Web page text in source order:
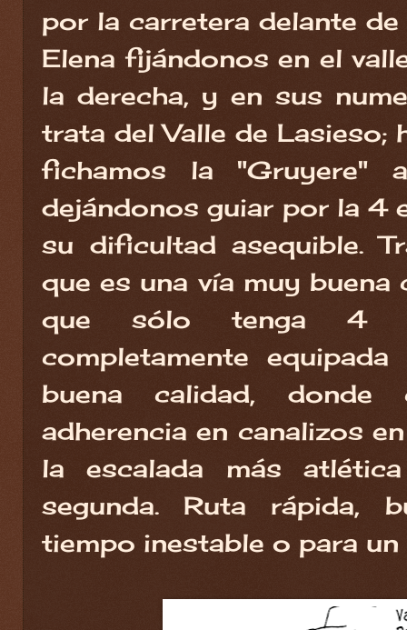
por la carretera delante
Elena fijándonos en el
la derecha, y en sus
trata del Valle de Lasieso;
fichamos la "Gruyere"
dejándonos guiar por la 4
su dificultad asequible.
que es una vía muy buena
que sólo tenga 4
completamente
buena calidad, donde
adherencia en canalizos
la escalada más
segunda. Ruta rápida,
tiempo inestable o para un